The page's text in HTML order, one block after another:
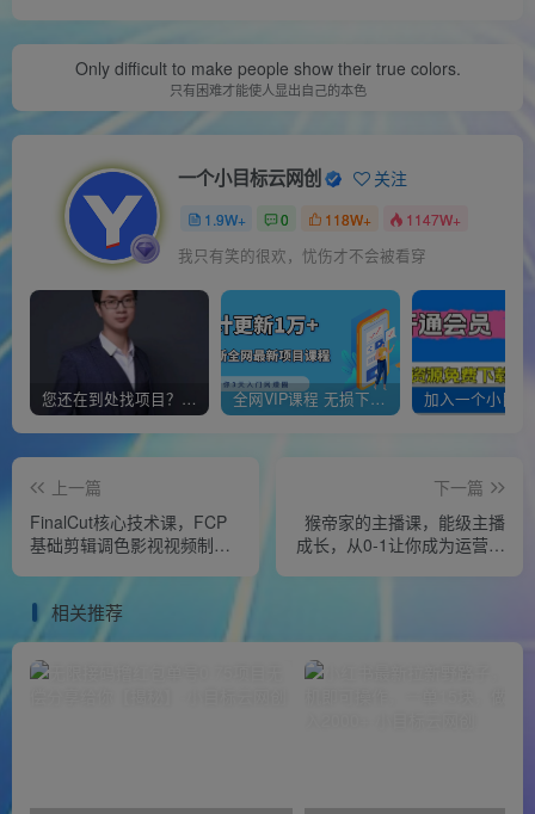
Only difficult to make people show their true colors.
只有困难才能使人显出自己的本色
一个小目标云网创 关注
1.9W+ 0 118W+ 1147W+
我只有笑的很欢，忧伤才不会被看穿
您还在到处找项目？还在当韭菜？我靠经营“一个小目标网创商城”年入百W+，曾经我也负债累累! 全网VIP课程 无损下载~
上一篇
FinalCut核心技术课，FCP
基础剪辑调色影视视频制作
下一篇
猴帝家的主播课，能级主播
成长，从0-1让你成为运营型
相关推荐